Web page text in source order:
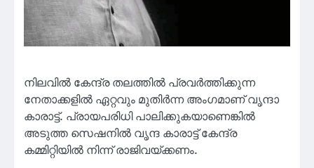
നിലവിൽ കേന്ദ്ര തലത്തിൽ പ്രവർത്തിക്കുന്ന
നേതാക്കളിൽ ഏറ്റവും മുതിർന്ന അംഗമാണ് വൃന്ദാ
കാരാട്ട്. പ്രായപരിധി പാലിക്കുകയാണെങ്കിൽ
അടുത്ത സെഷനിൽ വൃന്ദ കാരാട്ട് കേന്ദ്ര
കമ്മിറ്റിയിൽ നിന്ന് രാജിവയ്ക്കണം.